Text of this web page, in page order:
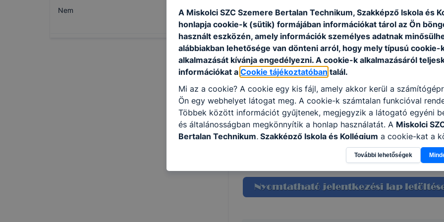
Nem
eszközfertőtlenítést végez a
ISKOLASPECIFIKUS INFORMÁCIÓK A KÉPZÉSHEZ
Képzési helyszín:
Miskolci SZC Szemere Bertalan Technikum,
Szakmajegyzék szám: 510122103
Képzési idő: 2 év
Munkarend: Nappali
A Miskolci SZC Szemere Bertalan Technikum, Szakképző Iskola és
honlapja cookie-k (sütik) formájában információkat tárol az Ön
használt eszközén, amely információk személyes adatnak
alábbiakban lehetősége van dönteni arról, hogy mely típusú cookie-
alkalmazását kívánja engedélyezni. A cookie-k alkalmazásáról
információkat a Cookie tájékoztatóban talál.
Mi az a cookie? A cookie egy kis fájl, amely akkor kerül a
Ön egy webhelyet látogat meg. A cookie-k számtalan funkcióval
Többek között információt gyűjtenek, megjegyzik a látogató egyéni
és általánosságban megkönnyítik a honlap használatát. A Miskolci
Bertalan Technikum, Szakképző Iskola és Kollégium a cookie-kat a
célokból használja: információ gyűjtése azzal kapcsolatban, hogyan
a honlapot -annak felmérésével, hogy a honlap melyik részeit
használja leginkább, így megtudhatjuk, hogyan biztosítsunk Önnek
felhasználói élményt, ha ismét meglátogatja oldalunkat, honlap
Hogyan ellenőrizheti és hogyan tudja kikapcsolni a cookie-kat?
További lehetőségek